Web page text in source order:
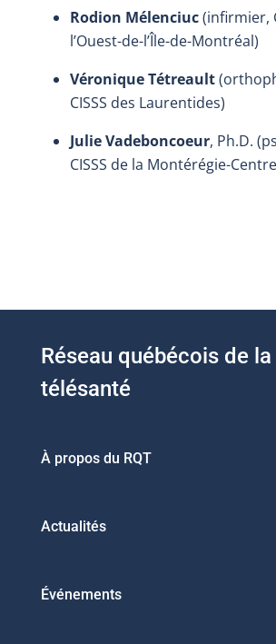
Rodion Mélenciuc(infirmier,
l’Ouest-de-l’Île-de-Montréal)
Véronique Tétreault
CISSS des Laurentides)
Julie Vadeboncoeur, Ph.D.
CISSS de la Montérégie-
Réseau québécois de la
télésanté
À propos du RQT
Actualités
Événements